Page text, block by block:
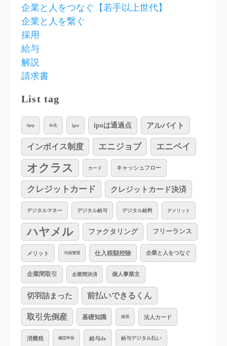
企業と人をつなぐ【若手以上世代】
企業と人を繋ぐ
採用
給与
解説
請求書
List tag
bpsp dx化 ipo ipoは通過点 アルバイト
インボイス制度 エニジョブ エニペイ
オクラス カード キャッシュフロー
クレジットカード クレジットカード決済
デジタルマネー デジタル給与 デジタル給料 デメリット
ハヤメル ファクタリング フリーランス
メリット 与信管理 仕入税額控除 企業と人をつなぐ
企業間取引 企業間決済 個人事業主
切羽詰まった 前払いできるくん
取引先倒産 基礎知識 採用 法人カード
消費税 確定申告 給与dx 給与デジタル払い